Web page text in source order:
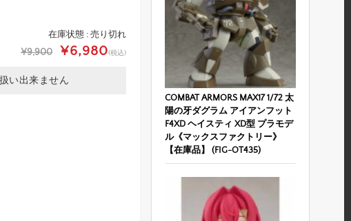
在庫状態 : 売り切れ
¥9,900 ¥6,980(税込)
い出来ません
COMBAT ARMORS MAX17 1/72 太
陽の牙ダグラム アイアンフット
F4XD ヘイスティ XD型 プラモデ
ル《マックスファクトリー》
【在庫品】 (FIG-OT435)